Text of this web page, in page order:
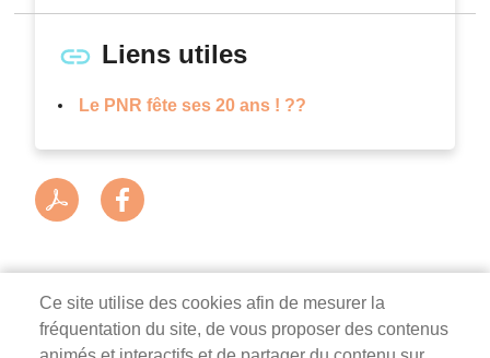
Liens utiles
Le PNR fête ses 20 ans ! ??
Ce site utilise des cookies afin de mesurer la
fréquentation du site, de vous proposer des contenus
Mairie de Survilliers